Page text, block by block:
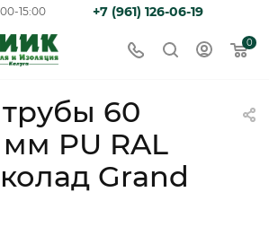
15:00 +7 (961) 126-06-19
0
60
PU RAL
Grand